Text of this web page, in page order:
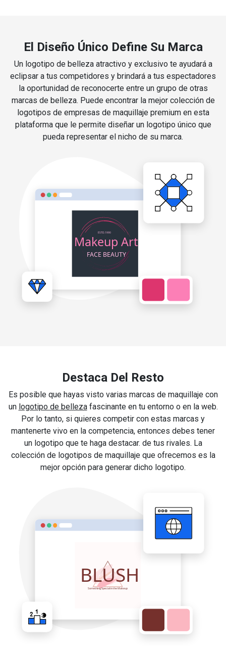
El Diseño Único Define Su Marca
Un logotipo de belleza atractivo y exclusivo te ayudará a
eclipsar a tus competidores y brindará a tus espectadores
la oportunidad de reconocerte entre un grupo de otras
marcas de belleza. Puede encontrar la mejor colección de
logotipos de empresas de maquillaje premium en esta
plataforma que le permite diseñar un logotipo único que
pueda representar el nicho de su marca.
Destaca Del Resto
Es posible que hayas visto varias marcas de maquillaje con
un logotipo de bellezafascinante en tu entorno o en la web.
Por lo tanto, si quieres competir con estas marcas y
mantenerte vivo en la competencia, entonces debes tener
un logotipo que te haga destacar. de tus rivales. La
colección de logotipos de maquillaje que ofrecemos es la
mejor opción para generar dicho logotipo.